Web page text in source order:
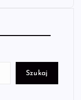
Szukaj